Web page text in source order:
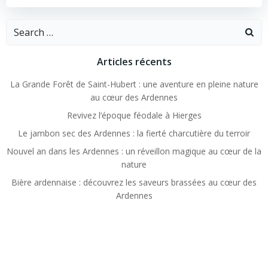
l’article
Search
Articles récents
La Grande Forêt de Saint-Hubert : une aventure en pleine nature
au cœur des Ardennes
Revivez l’époque féodale à Hierges
Le jambon sec des Ardennes : la fierté charcutière du terroir
Nouvel an dans les Ardennes : un réveillon magique au cœur de la
nature
Bière ardennaise : découvrez les saveurs brassées au cœur des
Ardennes